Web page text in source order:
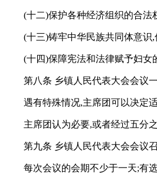
(十二)保护各种经济组织的合法
(十三)铸牢中华民族共同体意识
(十四)保障宪法和法律赋予妇女
第八条 乡镇人民代表大会会议
遇有特殊情况,主席团可以决定
主席团认为必要,或者经过五分
第九条 乡镇人民代表大会会议
每次会议的会期不少于一天;有